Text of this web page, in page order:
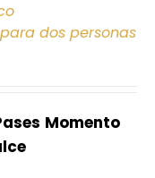
para dos personas
Momento